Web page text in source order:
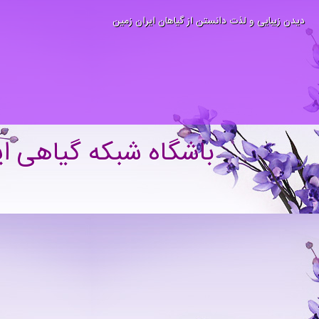
دیدن زیبایی و لذت دانستن از گیاهان ایران زمین
باشگاه شبکه گیاهی